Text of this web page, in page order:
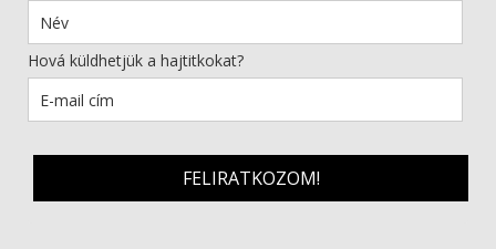
Hová küldhetjük a hajtitkokat?
FELIRATKOZOM!